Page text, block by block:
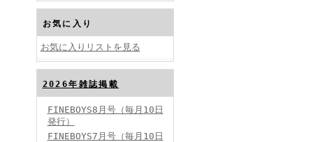
FINEBOYS2024年10月号
お気に入り
お気に入りリストを見る
2026年雑誌掲載
FINEBOYS8月号（毎月10日
発行）
FINEBOYS7月号（毎月10日